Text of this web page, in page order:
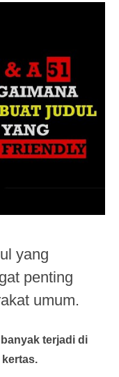
yang
penting
umum.
terjadi di